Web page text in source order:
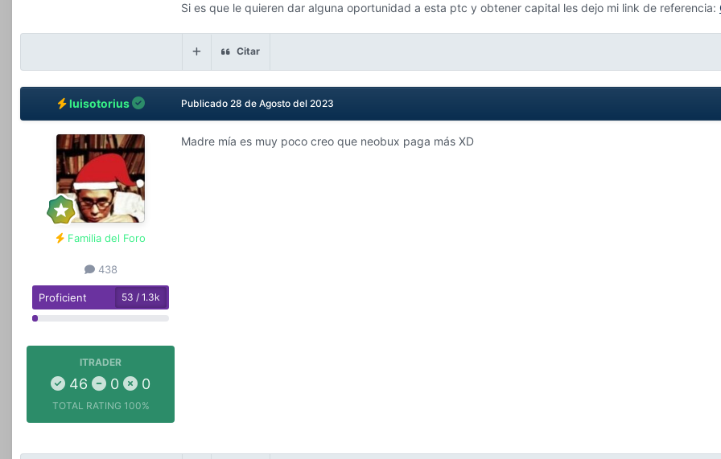
Si es que le quieren dar alguna oportunidad a esta ptc y obtener capital les dejo mi link de referencia:
Citar
luisotorius
Familia del Foro
438
Proficient 53 / 1.3k
ITRADER
46 0 0
TOTAL RATING 100%
Publicado 28 de Agosto del 2023
Madre mía es muy poco creo que neobux paga más XD